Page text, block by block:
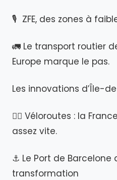
🎙️ ZFE, des zones à
🚛 Le transport routier
Europe marque le pas.
Les innovations d’Île-
🚴‍♂️ Véloroutes : la
assez vite.
⚓ Le Port de
transformation